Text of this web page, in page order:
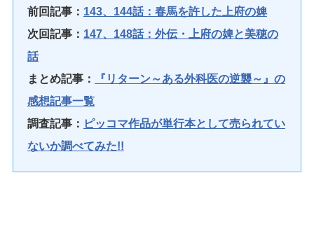
前回記事： 143、144話：春馬を許した上府の婢
次回記事： 147、148話：外伝・上府の婢と美穂の
話
まとめ記事：
『リターン～ある外科医の逆襲～』の
感想記事一覧
調査記事： ピッコマ作品が単行本として売られてい
ないか調べてみた!!